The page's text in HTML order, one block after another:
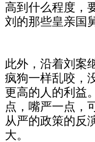
高到什么程度，
刘的那些皇亲国
此外，沿着刘案
疯狗一样乱咬，
更高的人的利益
点，嘴严一点，
从严的政策的反
大。